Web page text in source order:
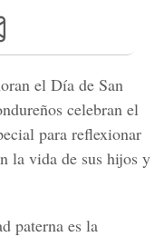
el Día de San
celebran el
para reflexionar
la vida de sus hijos y
paterna es la